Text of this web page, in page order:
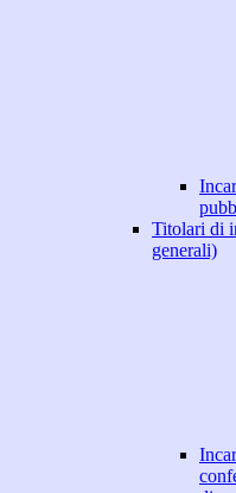
Titolari di
generali)